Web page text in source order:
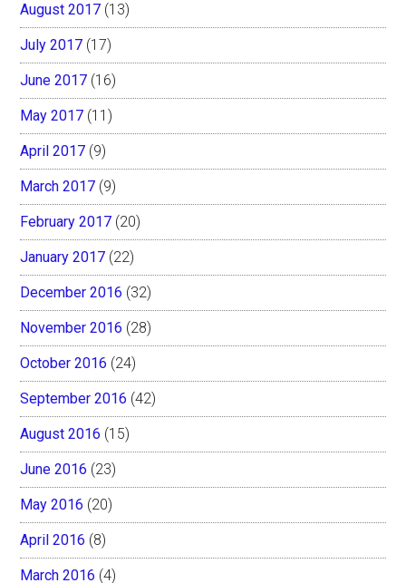
August 2017 (13)
July 2017 (17)
June 2017 (16)
May 2017 (11)
April 2017 (9)
March 2017 (9)
February 2017 (20)
January 2017 (22)
December 2016 (32)
November 2016 (28)
October 2016 (24)
September 2016 (42)
August 2016 (15)
June 2016 (23)
May 2016 (20)
April 2016 (8)
March 2016 (4)